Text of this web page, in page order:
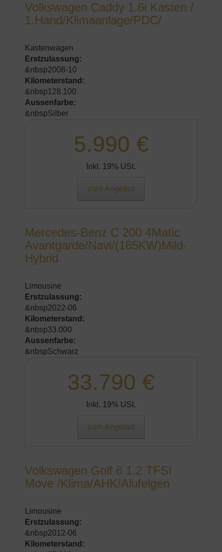
Volkswagen Caddy 1.6i Kasten /
1.Hand/Klimaanlage/PDC/
Kastenwagen
Erstzulassung:
&nbsp2008-10
Kilometerstand:
&nbsp128.100
Aussenfarbe:
&nbspSilber
5.990 €
Inkl. 19% USt.
zum Angebot
Mercedes-Benz C 200 4Matic
Avantgarde/Navi/(165KW)Mild-
Hybrid
Limousine
Erstzulassung:
&nbsp2022-06
Kilometerstand:
&nbsp33.000
Aussenfarbe:
&nbspSchwarz
33.790 €
Inkl. 19% USt.
zum Angebot
Volkswagen Golf 6 1.2 TFSI
Move /Klima/AHK/Alufelgen
Limousine
Erstzulassung:
&nbsp2012-06
Kilometerstand: